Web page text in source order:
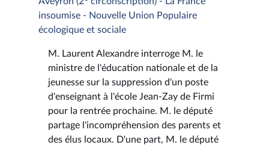
insoumise - Nouvelle Union Populaire
écologique et sociale
M. Laurent Alexandre interroge M. le
ministre de l'éducation nationale et de la
jeunesse sur la suppression d'un poste
d'enseignant à l'école Jean-Zay de Firmi
pour la rentrée prochaine. M. le député
partage l'incompréhension des parents et
des élus locaux. D'une part, M. le député